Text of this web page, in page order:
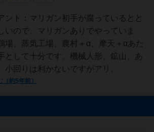
ント：マリガン初手が腐っているとと
いので、マリガンありでやっていま
場、蒸気工場、農村＋α、摩天＋αあた
として十分です。機械人形、鉱山、あ
小回りは利かないですがアリ。
（約5年前）